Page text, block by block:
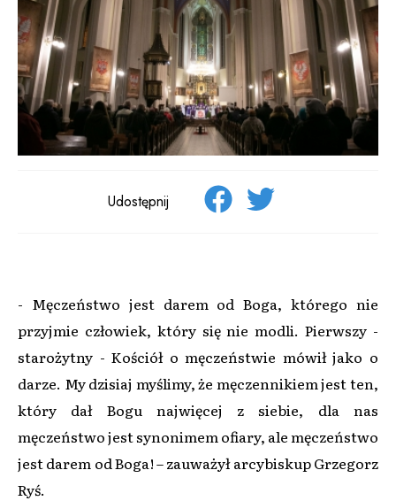
Udostępnij
- Męczeństwo jest darem od Boga, którego nie
przyjmie człowiek, który się nie modli. Pierwszy -
starożytny - Kościół o męczeństwie mówił jako o
darze. My dzisiaj myślimy, że męczennikiem jest ten,
który dał Bogu najwięcej z siebie, dla nas
męczeństwo jest synonimem ofiary, ale męczeństwo
jest darem od Boga! – zauważył arcybiskup Grzegorz
Ryś.